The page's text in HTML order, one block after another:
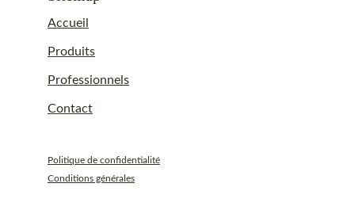
Accueil
Produits
Professionnels
Contact
Politique de confidentialité
Conditions générales